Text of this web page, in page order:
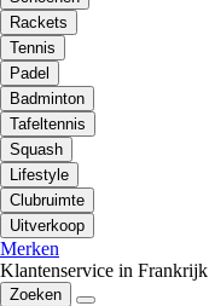
Rackets
Tennis
Padel
Badminton
Tafeltennis
Squash
Lifestyle
Clubruimte
Uitverkoop
Merken
Klantenservice in Frankrijk
Zoeken